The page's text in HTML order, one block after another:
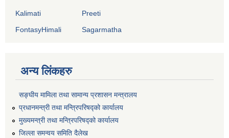
Kalimati
Preeti
FontasyHimali
Sagarmatha
अन्य लिंकहरु
सङ्‍घीय मामिला तथा सामान्य प्रशासन मन्त्रालय
प्रधानमन्त्री तथा मन्त्रिपरिषद्को कार्यालय
मुख्यमन्त्री तथा मन्त्रिपरिषद्को कार्यालय
जिल्ला समन्वय समिति दैलेख